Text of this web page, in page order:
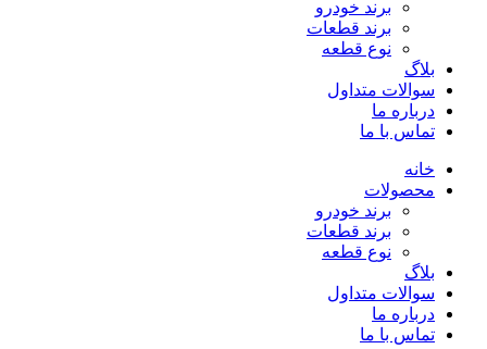
برند خودرو
برند قطعات
نوع قطعه
بلاگ
سوالات متداول
درباره ما
تماس با ما
خانه
محصولات
برند خودرو
برند قطعات
نوع قطعه
بلاگ
سوالات متداول
درباره ما
تماس با ما